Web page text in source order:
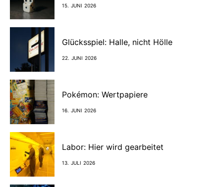
15. JUNI 2026
Glücksspiel: Halle, nicht Hölle
22. JUNI 2026
Pokémon: Wertpapiere
16. JUNI 2026
Labor: Hier wird gearbeitet
13. JULI 2026